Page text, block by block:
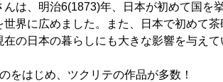
は、明治6(1873)年、日本が初めて国を
界に広めました。また、日本で初めて
の日本の暮らしにも大きな影響を与えて
をはじめ、ツクリテの作品が多数！